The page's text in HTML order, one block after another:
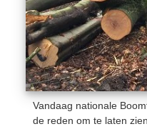
Vandaag nationale
de reden om te laten